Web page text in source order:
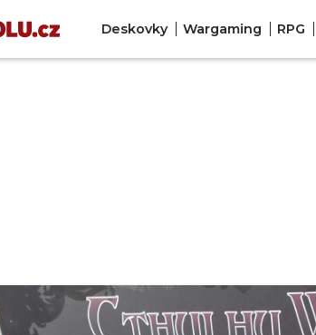
Deskovky Wargaming RPG